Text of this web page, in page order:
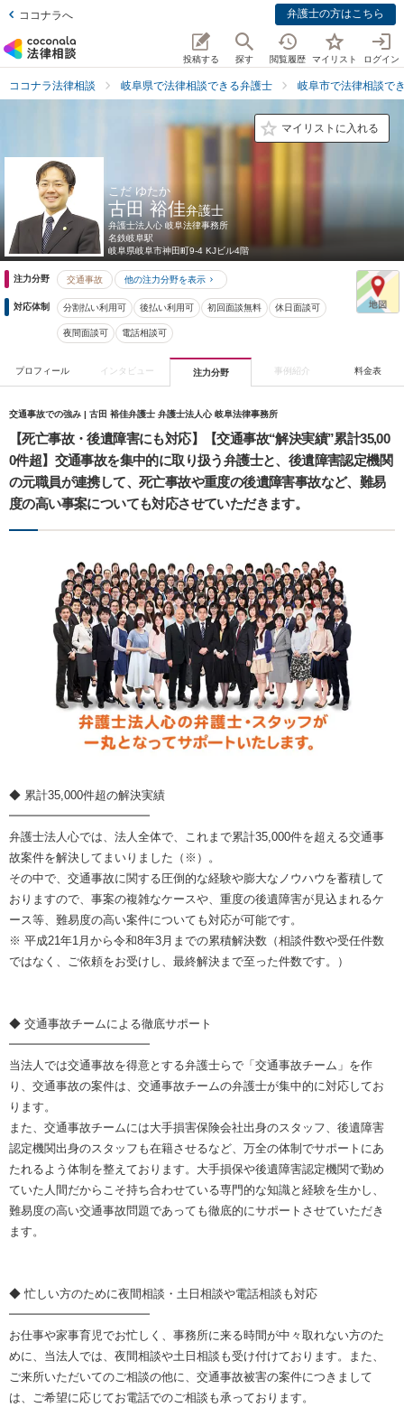
ココナラへ 弁護士の方はこちら
投稿する 探す 閲覧履歴 マイリスト ログイン
ココナラ法律相談 岐阜県で法律相談できる弁護士 岐阜市で法律相談で
マイリストに入れる
こだ ゆたか
古田 裕佳弁護士
弁護士法人心 岐阜法律事務所
名鉄岐阜駅
岐阜県岐阜市神田町9-4 KJビル4階
注力分野 交通事故 他の注力分野を表示
対応体制 分割払い利用可 後払い利用可 初回面談無料 休日面談可
夜間面談可 電話相談可
プロフィール インタビュー 注力分野 事例紹介 料金表
交通事故での強み | 古田 裕佳弁護士 弁護士法人心 岐阜法律事務所
【死亡事故・後遺障害にも対応】【交通事故“解決実績”累計35,00
0件超】交通事故を集中的に取り扱う弁護士と、後遺障害認定機関
の元職員が連携して、死亡事故や重度の後遺障害事故など、難易
度の高い事案についても対応させていただきます。
◆ 累計35,000件超の解決実績
━━━━━━━━━━━━
弁護士法人心では、法人全体で、これまで累計35,000件を超える交通事
故案件を解決してまいりました（※）。
その中で、交通事故に関する圧倒的な経験や膨大なノウハウを蓄積して
おりますので、事案の複雑なケースや、重度の後遺障害が見込まれるケ
ース等、難易度の高い案件についても対応が可能です。
※ 平成21年1月から令和8年3月までの累積解決数（相談件数や受任件数
ではなく、ご依頼をお受けし、最終解決まで至った件数です。）
◆ 交通事故チームによる徹底サポート
━━━━━━━━━━━━
当法人では交通事故を得意とする弁護士らで「交通事故チーム」を作
り、交通事故の案件は、交通事故チームの弁護士が集中的に対応してお
ります。
また、交通事故チームには大手損害保険会社出身のスタッフ、後遺障害
認定機関出身のスタッフも在籍させるなど、万全の体制でサポートにあ
たれるよう体制を整えております。大手損保や後遺障害認定機関で勤め
ていた人間だからこそ持ち合わせている専門的な知識と経験を生かし、
難易度の高い交通事故問題であっても徹底的にサポートさせていただき
ます。
◆ 忙しい方のために夜間相談・土日相談や電話相談も対応
━━━━━━━━━━━━
お仕事や家事育児でお忙しく、事務所に来る時間が中々取れない方のた
めに、当法人では、夜間相談や土日相談も受け付けております。また、
ご来所いただいてのご相談の他に、交通事故被害の案件につきまして
は、ご希望に応じてお電話でのご相談も承っております。